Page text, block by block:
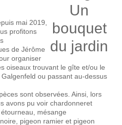
mai 2019,
profitons
de Jérôme
organiser
oiseaux trouvant le gîte et/ou le
ou passant au-dessus
sont observées. Ainsi, lors
avons pu voir chardonneret
mésange
pigeon ramier et pigeon